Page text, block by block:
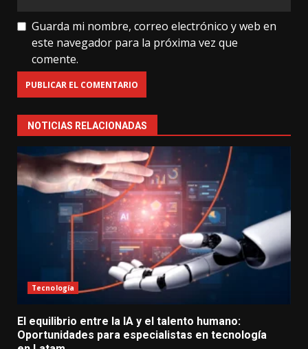
Guarda mi nombre, correo electrónico y web en
este navegador para la próxima vez que
comente.
NOTICIAS RELACIONADAS
Tecnología
El equilibrio entre la IA y el talento humano:
Oportunidades para especialistas en tecnología